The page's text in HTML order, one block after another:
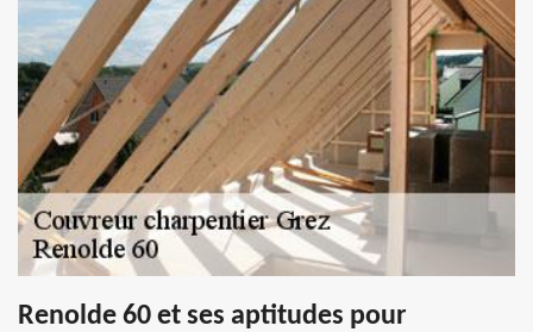
Renolde 60 et ses aptitudes pour